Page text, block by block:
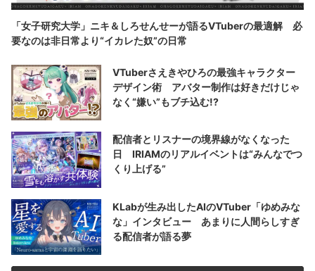
「女子研究大学」ニキ＆しろせんせーが語るVTuberの最適解 必
要なのは非日常より“イカレた奴”の日常
VTuberさえきやひろの最強キャラクター
デザイン術 アバター制作は好きだけじゃ
なく“嫌い”もブチ込む!?
配信者とリスナーの境界線がなくなった
日 IRIAMのリアルイベントは“みんなでつ
くり上げる”
KLabが生み出したAIのVTuber「ゆめみな
な」インタビュー あまりに人間らしすぎ
る配信者が語る夢